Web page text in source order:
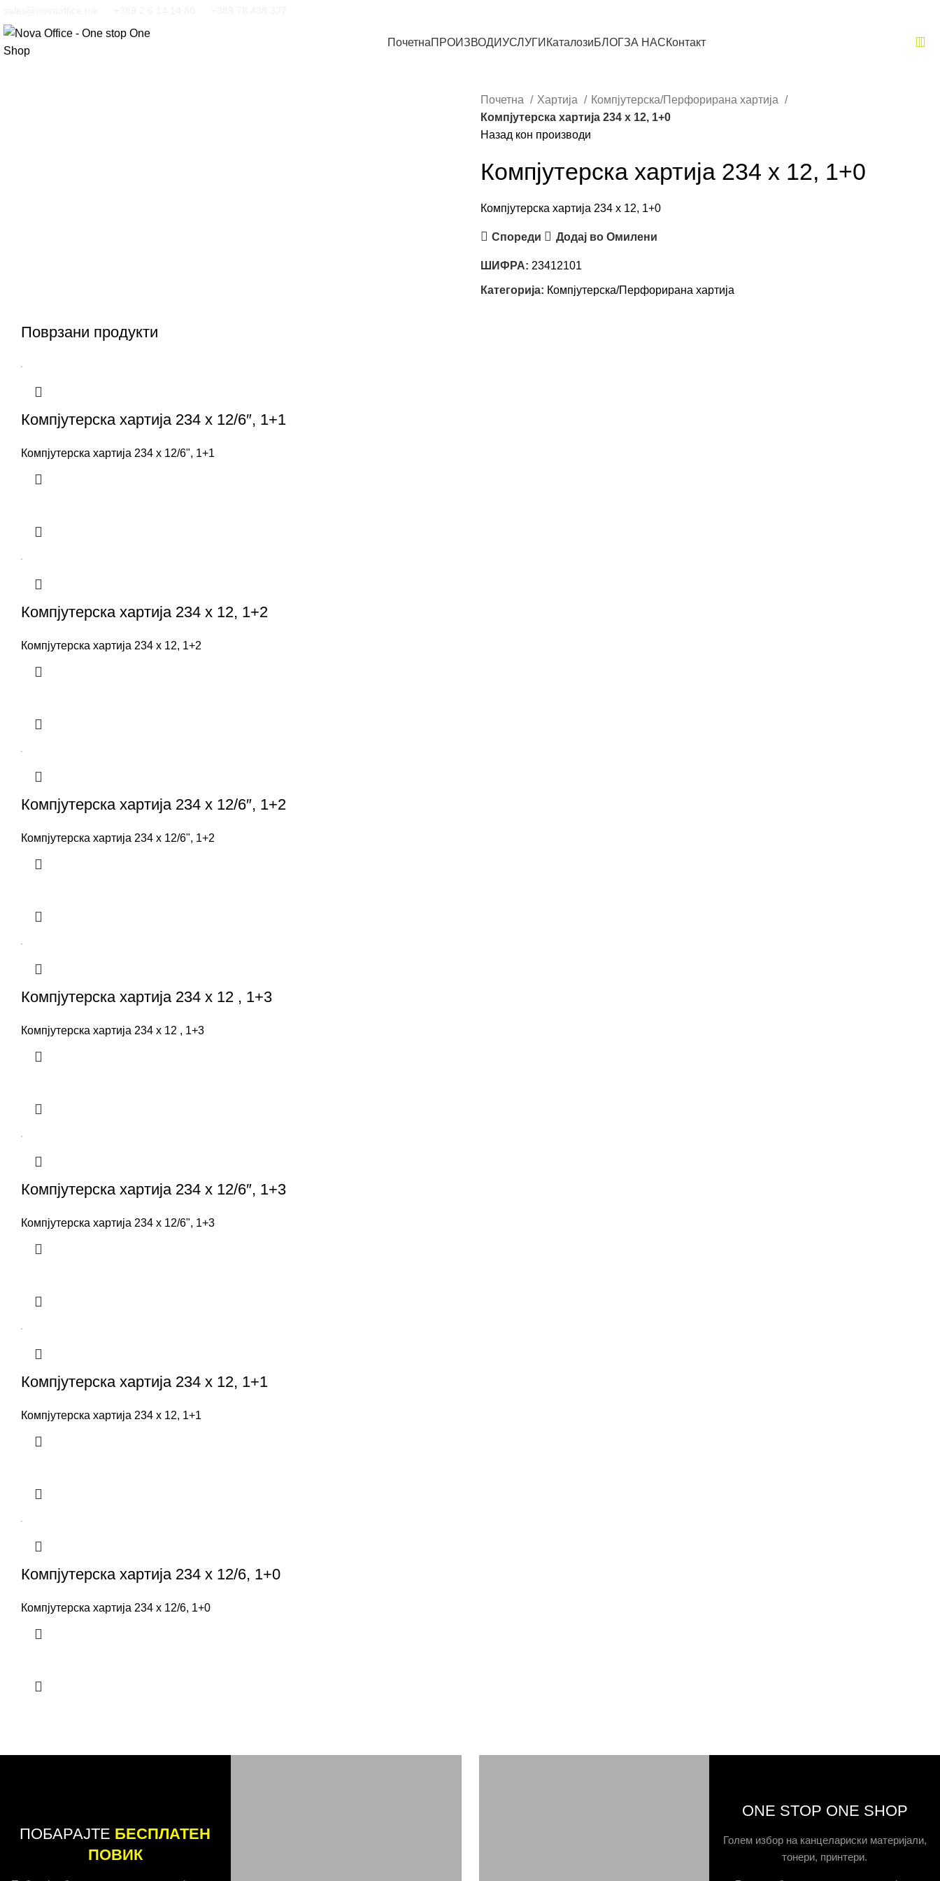
ПочетнаПРОИЗВОДИУСЛУГИ КаталозиБЛОГЗА НАСКонтакт
Почетна Хартија
Компјутерска/Перфорирана хартија
Компјутерска хартија 234 x 12, 1+0
Назад кон производи
Компјутерска хартија 234 x 12, 1+0
Компјутерска хартија 234 x 12, 1+0
Спореди Додај во Омилени
ШИФРА: 23412101
Категорија: Компјутерска/Перфорирана хартија
Поврзани продукти
Компјутерска хартија 234 x 12/6″, 1+1
Компјутерска хартија 234 x 12/6", 1+1
Компјутерска хартија 234 x 12, 1+2
Компјутерска хартија 234 x 12, 1+2
Компјутерска хартија 234 x 12/6″, 1+2
Компјутерска хартија 234 x 12/6", 1+2
Компјутерска хартија 234 x 12 , 1+3
Компјутерска хартија 234 x 12 , 1+3
Компјутерска хартија 234 x 12/6″, 1+3
Компјутерска хартија 234 x 12/6", 1+3
Компјутерска хартија 234 x 12, 1+1
Компјутерска хартија 234 x 12, 1+1
Компјутерска хартија 234 x 12/6, 1+0
Компјутерска хартија 234 x 12/6, 1+0
ПОБАРАЈТЕ БЕСПЛАТЕН
ПОВИК
ONE STOP ONE SHOP
Голем избор на канцелариски материјали,
тонери, принтери.